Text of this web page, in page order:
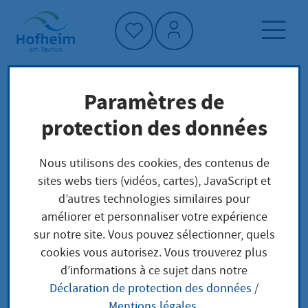
Accueil"
Page d'accueil
Trouver un service
Préoccupations locales
Kfz: Ordnungswidrigkeiten
Kfz:
Ordnungswidrigkeiten
Paramètres de
protection des données
Nous utilisons des cookies, des contenus de
sites webs tiers (vidéos, cartes), JavaScript et
d’autres technologies similaires pour
améliorer et personnaliser votre expérience
sur notre site. Vous pouvez sélectionner, quels
cookies vous autorisez. Vous trouverez plus
d’informations à ce sujet dans notre
Déclaration de protection des données /